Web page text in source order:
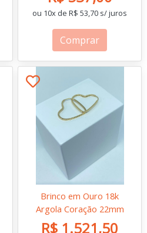
ou 10x de R$ 53,70 s/ juros
Comprar
Brinco em Ouro 18k
Argola Coração 22mm
R$ 1.521,50